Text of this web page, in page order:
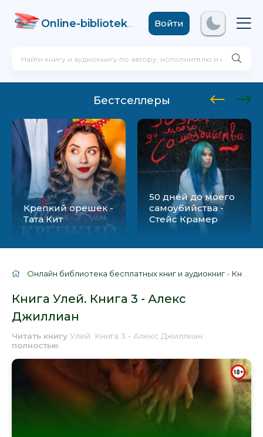
Online-biblioteka .comВойти
Бестселлеры
Крепкий орешек -
Тата Кит
50 дней до моего
самоубийства -
Стейс Крамер
Онлайн библиотека бесплатных книг и аудиокниг » Книги
Книга Улей. Книга 3 - Алекс
Джиллиан
Читать книгу Улей. Книга 3 - Алекс Джиллиан
полностью